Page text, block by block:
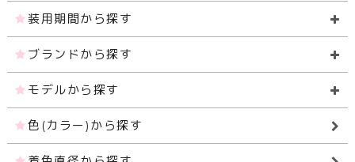
装用期間から探す
ブランドから探す
モデルから探す
色(カラー)から探す